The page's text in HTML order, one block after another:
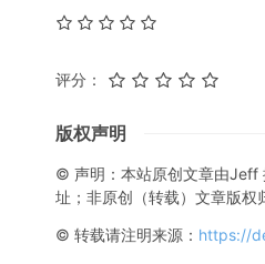
评分：
版权声明
© 声明：本站原创文章由Jeff
址；非原创（转载）文章版权
© 转载请注明来源： https://